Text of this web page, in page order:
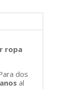
ropa
dos
al